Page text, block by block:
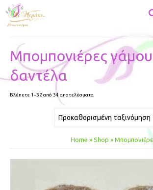
Μπομπονιέ­ρες
δαντέλα
Βλέπετε 1–32 από 34 αποτελέσματα
Home » Shop »